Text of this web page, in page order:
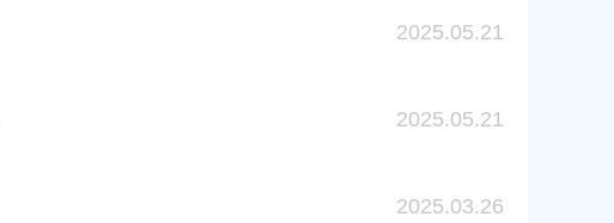
2025.05.21
2025.05.21
2025.03.26